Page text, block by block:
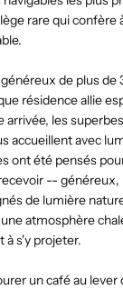
rare qui confère
de plus
résidence allie
arrivée, les
accueillent avec
ont été pensés
-- généreux,
de lumière
atmosphère
à s'y projeter.
un café au lever